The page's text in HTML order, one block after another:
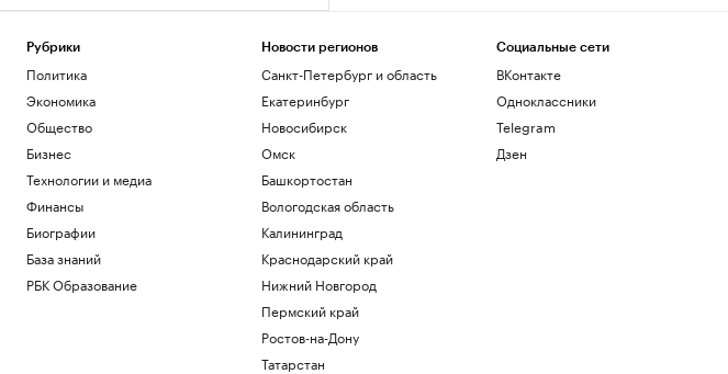
Рубрики
Политика
Экономика
Общество
Бизнес
Технологии и медиа
Финансы
Биографии
База знаний
РБК Образование
Новости регионов
Санкт-Петербург и область
Екатеринбург
Новосибирск
Омск
Башкортостан
Вологодская область
Калининград
Краснодарский край
Нижний Новгород
Пермский край
Ростов-на-Дону
Татарстан
Социальные сети
ВКонтакте
Одноклассники
Telegram
Дзен